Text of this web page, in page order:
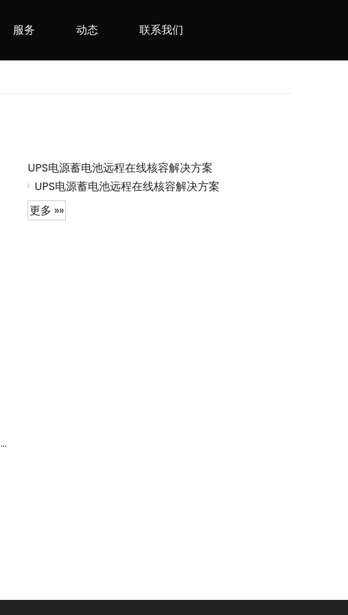
服务 动态 联系我们
DFCT-110/220系列操作电源蓄电池远程在线核容装置
UPS电源蓄电池远程在线核容解决方案
UPS电源蓄电池远程在线核容解决方案
更多 »»